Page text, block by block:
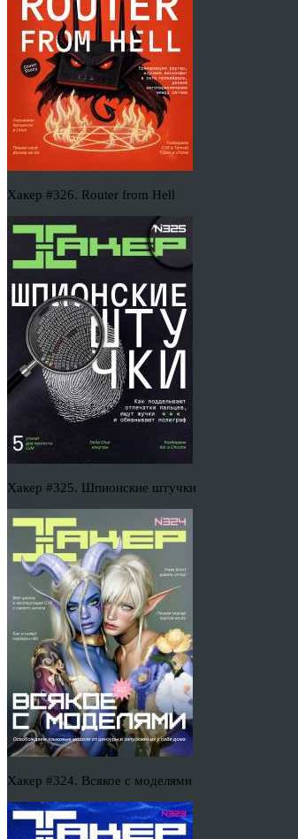
Хакер #326. Router from Hell
Хакер #325. Шпионские штучки
Хакер #324. Всякое с моделями